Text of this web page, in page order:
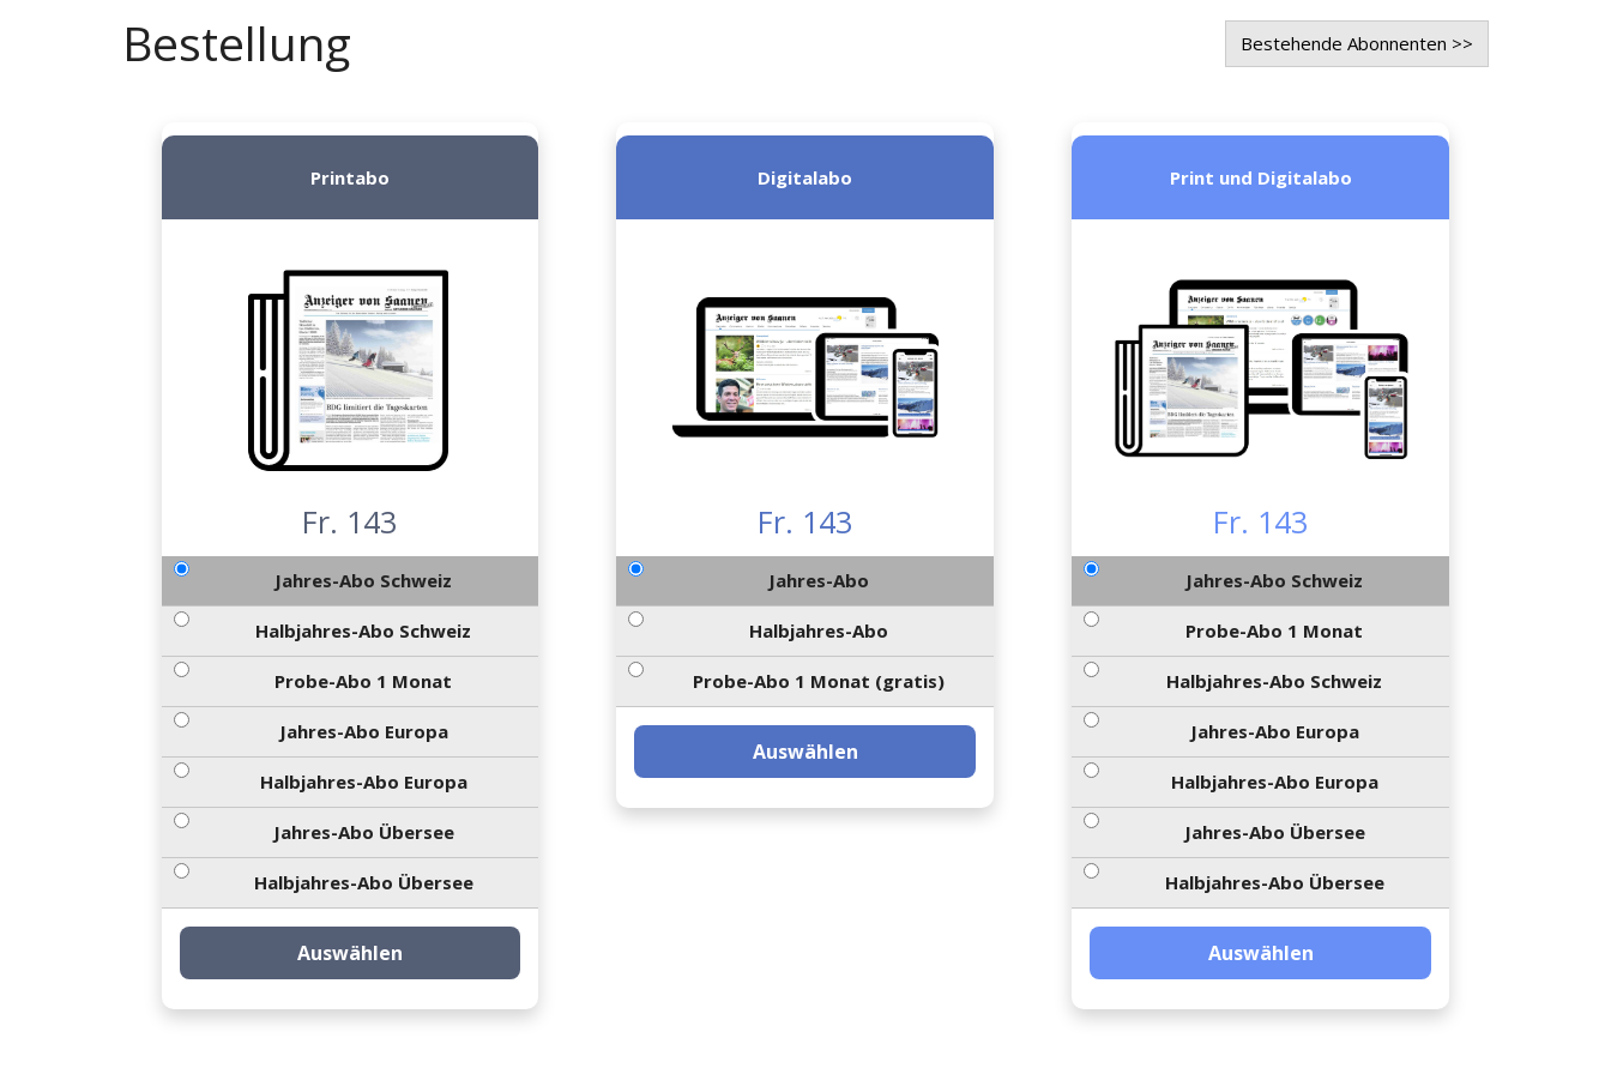
Bestellung Bestehende Abonnenten >>
Printabo
Fr. 143
Jahres-Abo Schweiz
Halbjahres-Abo Schweiz
Probe-Abo 1 Monat
Jahres-Abo Europa
Halbjahres-Abo Europa
Jahres-Abo Übersee
Halbjahres-Abo Übersee
Auswählen
Digitalabo
Fr. 143
Jahres-Abo
Halbjahres-Abo
Probe-Abo 1 Monat (gratis)
Auswählen
Print und Digitalabo
Fr. 143
Jahres-Abo Schweiz
Probe-Abo 1 Monat
Halbjahres-Abo Schweiz
Jahres-Abo Europa
Halbjahres-Abo Europa
Jahres-Abo Übersee
Halbjahres-Abo Übersee
Auswählen